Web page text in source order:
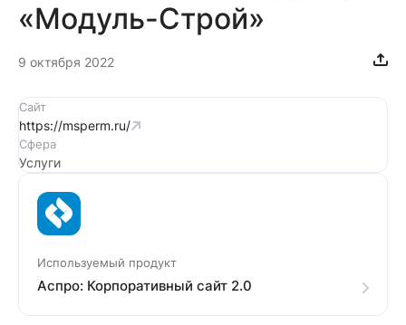
«Модуль-Строй»
9 октября 2022
Сайт
https://msperm.ru/
Сфера
Услуги
Используемый продукт
Аспро: Корпоративный сайт 2.0